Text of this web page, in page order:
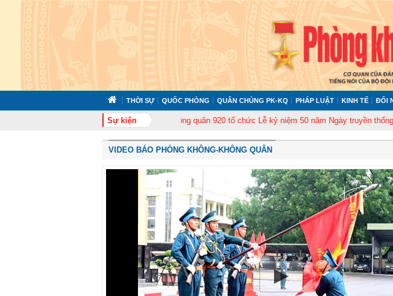
THỜI SỰ QUỐC PHÒNG QUÂN CHỦNG PK-KQ PHÁP LUẬT KINH TẾ ĐỐI
Sự kiện
Trung đoàn Không quân 920 tổ chức Lễ kỷ niệm 50 năm Ngày truyền thống (12-11-
VIDEO BÁO PHÒNG KHÔNG-KHÔNG QUÂN